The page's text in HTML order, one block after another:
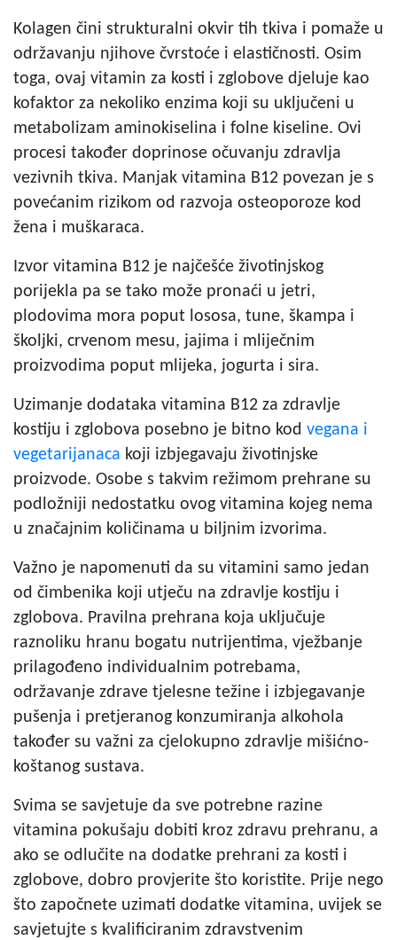
Kolagen čini strukturalni okvir tih tkiva i pomaže u
održavanju njihove čvrstoće i elastičnosti. Osim
toga, ovaj vitamin za kosti i zglobove djeluje kao
kofaktor za nekoliko enzima koji su uključeni u
metabolizam aminokiselina i folne kiseline. Ovi
procesi također doprinose očuvanju zdravlja
vezivnih tkiva. Manjak vitamina B12 povezan je s
povećanim rizikom od razvoja osteoporoze kod
žena i muškaraca.
Izvor vitamina B12 je najčešće životinjskog
porijekla pa se tako može pronaći u jetri,
plodovima mora poput lososa, tune, škampa i
školjki, crvenom mesu, jajima i mliječnim
proizvodima poput mlijeka, jogurta i sira.
Uzimanje dodataka vitamina B12 za zdravlje
kostiju i zglobova posebno je bitno kod vegana i
vegetarijanaca koji izbjegavaju životinjske
proizvode. Osobe s takvim režimom prehrane su
podložniji nedostatku ovog vitamina kojeg nema
u značajnim količinama u biljnim izvorima.
Važno je napomenuti da su vitamini samo jedan
od čimbenika koji utječu na zdravlje kostiju i
zglobova. Pravilna prehrana koja uključuje
raznoliku hranu bogatu nutrijentima, vježbanje
prilagođeno individualnim potrebama,
održavanje zdrave tjelesne težine i izbjegavanje
pušenja i pretjeranog konzumiranja alkohola
također su važni za cjelokupno zdravlje mišićno-
koštanog sustava.
Svima se savjetuje da sve potrebne razine
vitamina pokušaju dobiti kroz zdravu prehranu, a
ako se odlučite na dodatke prehrani za kosti i
zglobove, dobro provjerite što koristite. Prije nego
što započnete uzimati dodatke vitamina, uvijek se
savjetujte s kvalificiranim zdravstvenim